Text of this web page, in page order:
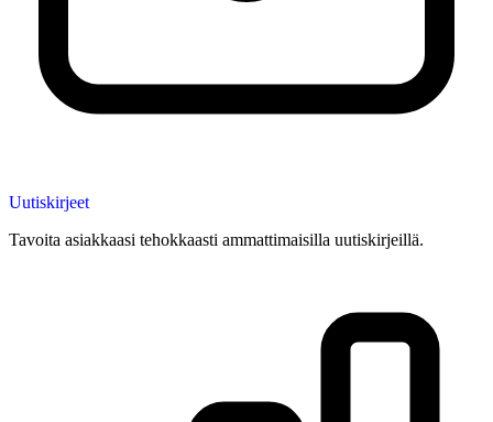
Uutiskirjeet
Tavoita asiakkaasi tehokkaasti ammattimaisilla uutiskirjeillä.